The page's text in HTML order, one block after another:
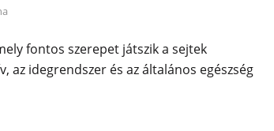
fontos szerepet játszik a sejtek
az idegrendszer és az általános egészség